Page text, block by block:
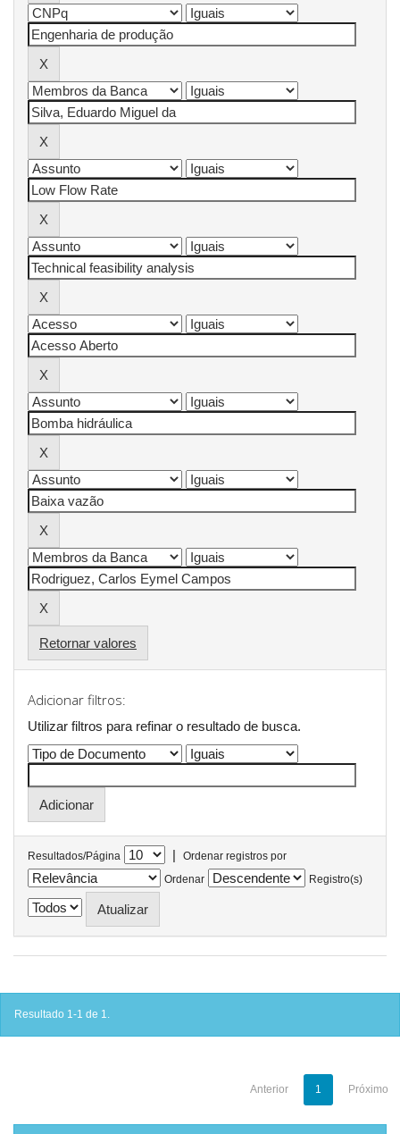
Retornar valores
Adicionar filtros:
Utilizar filtros para refinar o resultado de busca.
Resultados/Página |
Ordenar registros por
Ordenar
Registro(s)
Resultado 1-1 de 1.
Anterior 1 Próximo